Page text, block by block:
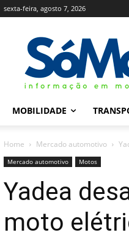
sexta-feira, agosto 7, 2026
MOBILIDADE
Home Mercado automotivo
Mercado automotivo Motos
Yadea
moto